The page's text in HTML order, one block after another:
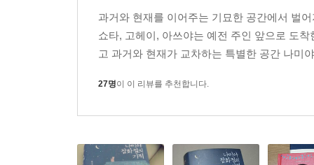
“뭔가 설명은 잘 못하겠지만…….” 고헤이가 우물
“지금까지 살아오면서 오늘 밤 처음으로 남에게
과거와 현재를 이어주는 기묘한 공간에서 벌
쇼타, 고헤이, 아쓰야는 예전 주인 앞으로 도
고 과거와 현재가 교차하는 특별한 공간 나미
27명이 이 리뷰를 추천합니다.